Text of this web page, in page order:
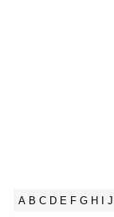
A B C D E F G H J